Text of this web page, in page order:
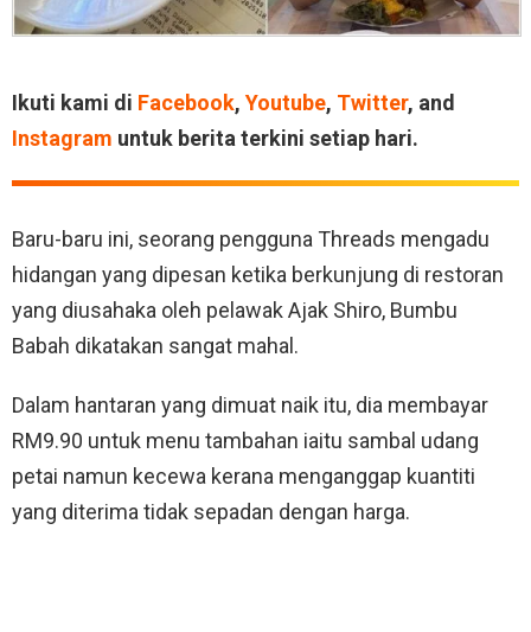
Ikuti kami di Facebook, Youtube, Twitter, and
Instagram untuk berita terkini setiap hari.
Baru-baru ini, seorang pengguna Threads mengadu
hidangan yang dipesan ketika berkunjung di restoran
yang diusahaka oleh pelawak Ajak Shiro, Bumbu
Babah dikatakan sangat mahal.
Dalam hantaran yang dimuat naik itu, dia membayar
RM9.90 untuk menu tambahan iaitu sambal udang
petai namun kecewa kerana menganggap kuantiti
yang diterima tidak sepadan dengan harga.